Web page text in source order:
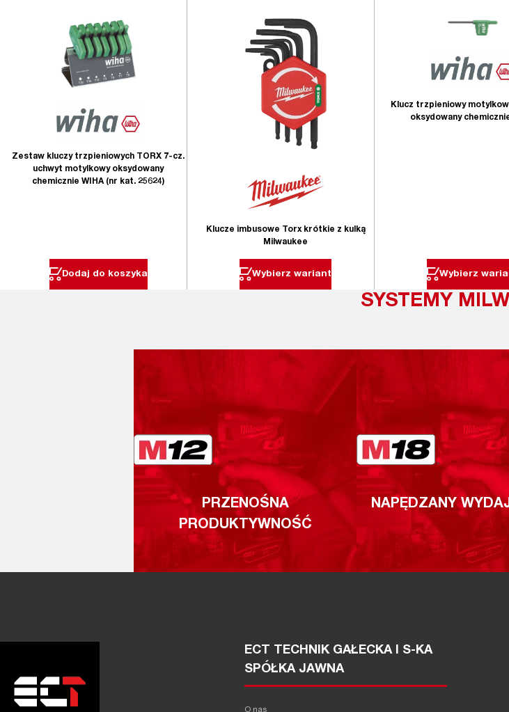
Zestaw kluczy trzpieniowych TORX 7-cz.
uchwyt motylkowy oksydowany
chemicznie WIHA (nr kat. 25624)
Dodaj do koszyka
Klucze imbusowe Torx krótkie z kulką
Milwaukee
Wybierz wariant
Klucz trzpieniowy
oksydowany
Wybierz
SYSTEMY
PRZENOŚNA
PRODUKTYWNOŚĆ
NAPĘDZANY
ECT TECHNIK GAŁECKA I S-KA
SPÓŁKA JAWNA